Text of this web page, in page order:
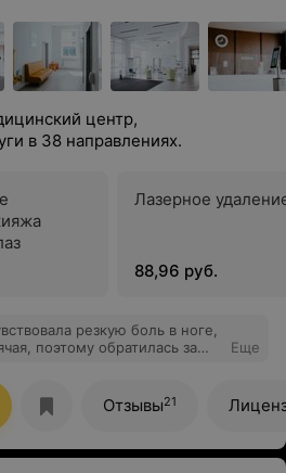
центр,
в 38 направлениях.
Лазерное
88,96 руб.
резкую боль в ноге,
поэтому обратилась за
это лечить. Она осмотрела
посоветовала сходить к
тогда немного перепугалась,
что нужна операция?
Леонидовичу и все
Еще
Отзывы21